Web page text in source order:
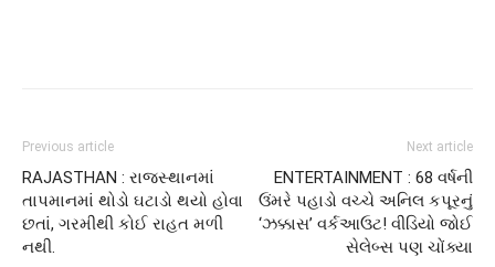
Previous article
RAJASTHAN : રાજસ્થાનમાં
તાપમાનમાં થોડો ઘટાડો થયો હોવા
છતાં, ગરમીથી કોઈ રાહત મળી
નથી.
Next article
ENTERTAINMENT : 68 વર્ષની
ઉંમરે પહાડો વચ્ચે અનિલ કપૂરનું
‘ઝક્કાસ’ વર્કઆઉટ! વીડિયો જોઈ
સેલેબ્સ પણ ચોંક્યા